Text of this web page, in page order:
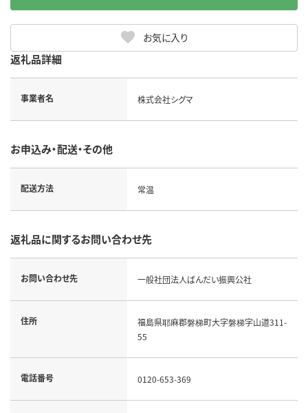
お気に入り
返礼品詳細
事業者名 株式会社シグマ
お申込み・配送・その他
配送方法 常温
返礼品に関するお問い合わせ先
お問い合わせ先 一般社団法人ばんだい振興公社
住所
福島県耶麻郡磐梯町大字磐梯字山道311-
55
電話番号 0120-653-369